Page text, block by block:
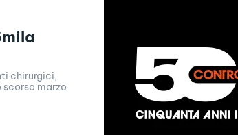
chirurgici,
scorso marzo